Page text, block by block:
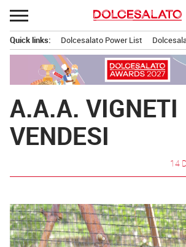
Passa
al
contenuto
principale
Quick links: Dolcesalato Power List
A.A.A. VIGNETI
VENDESI
14